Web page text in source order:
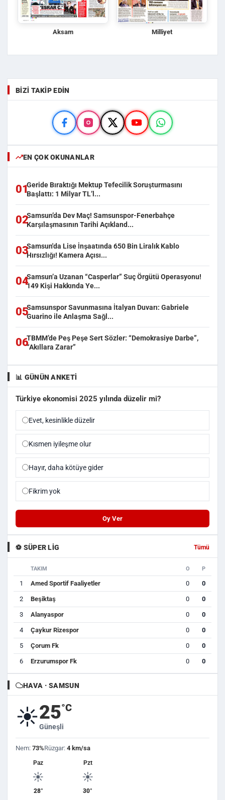
Aksam Milliyet
BIZI TAKIP EDIN
EN ÇOK OKUNANLAR
01Geride Bıraktığı Mektup Tefecilik Soruşturmasını
Başlattı: 1 Milyar TL’l...
02Samsun’da Dev Maç! Samsunspor-Fenerbahçe
Karşılaşmasının Tarihi Açıkland...
03Samsun'da Lise İnşaatında 650 Bin Liralık Kablo
Hırsızlığı! Kamera Açısı...
04Samsun’a Uzanan “Casperlar” Suç Örgütü Operasyonu!
149 Kişi Hakkında Ye...
05Samsunspor Savunmasına İtalyan Duvarı: Gabriele
Guarino ile Anlaşma Sağl...
06TBMM’de Peş Peşe Sert Sözler: “Demokrasiye Darbe”,
“Akıllara Zarar”
📊 GÜNÜN ANKETI
Türkiye ekonomisi 2025 yılında düzelir mi?
Evet, kesinlikle düzelir
Kısmen iyileşme olur
Hayır, daha kötüye gider
Fikrim yok
Oy Ver
⚽ SÜPER LIG Tümü
TAKIM O P
1 Amed Sportif Faaliyetler 0 0
2 Beşiktaş 0 0
3 Alanyaspor 0 0
4 Çaykur Rizespor 0 0
5 Çorum Fk 0 0
6 Erzurumspor Fk 0 0
HAVA · SAMSUN
☀️25°C
Güneşli
Nem: 73%Rüzgar: 4 km/sa
Paz
☀️
28°
Pzt
☀️
30°